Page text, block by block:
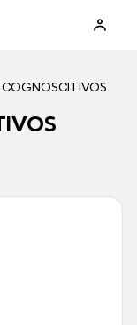
COGNOSCITIVOS